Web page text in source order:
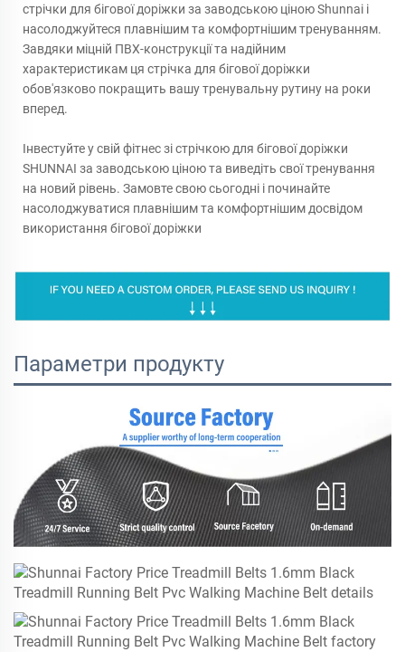
стрічки для бігової доріжки за заводською ціною Shunnai і
насолоджуйтеся плавнішим та комфортнішим тренуванням.
Завдяки міцній ПВХ-конструкції та надійним
характеристикам ця стрічка для бігової доріжки
обов'язково покращить вашу тренувальну рутину на роки
вперед.
Інвестуйте у свій фітнес зі стрічкою для бігової доріжки
SHUNNAI за заводською ціною та виведіть свої тренування
на новий рівень. Замовте свою сьогодні і починайте
насолоджуватися плавнішим та комфортнішим досвідом
використання бігової доріжки
Параметри продукту